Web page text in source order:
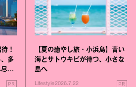
！
、多
く
PR
【夏の癒やし旅・小浜島】青い
海とサトウキビが待つ、小さな
島へ
Lifestyle2026.7.22 PR